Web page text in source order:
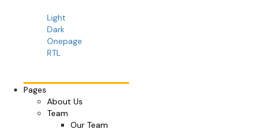
Light
Dark
Onepage
RTL
Pages
About Us
Team
Our Team